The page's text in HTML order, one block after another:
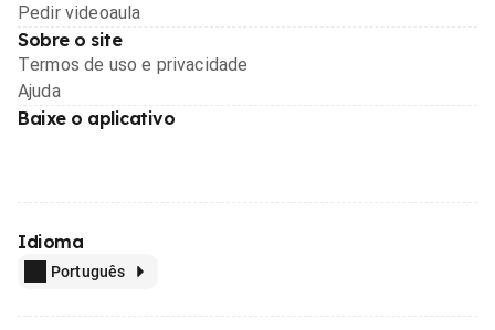
Pedir videoaula
Sobre o site
Termos de uso e privacidade
Ajuda
Baixe o aplicativo
Idioma
Português